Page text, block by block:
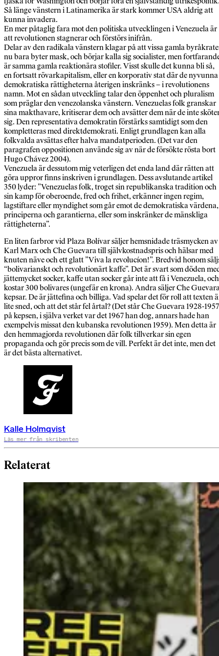
Så länge vänstern i Latinamerika är stark kommer USA aldrig att
kunna invadera.
En mer påtaglig fara mot den politiska utvecklingen i Venezuela är
att revolutionen stagnerar och förstörs inifrån.
Delar av den radikala vänstern klagar på att vissa gamla
nu bara byter mask, och börjar kalla sig socialister, men
är samma gamla reaktionära stofiler. Visst skulle det kunna bli så,
en fortsatt rövarkapitalism, eller en korporativ stat där de nyvunna
demokratiska rättigheterna återigen inskränks – i revolutionens
namn. Mot en sådan utveckling talar den öppenhet och pluralism
som präglar den venezolanska vänstern. Venezuelas folk granskar
sina makthavare, kritiserar dem och avsätter dem när de inte
sig. Den representativa demokratin förstärks samtidigt som den
kompletteras med direktdemokrati. Enligt grundlagen kan alla
folkvalda avsättas efter halva mandatperioden. (Det var den
paragrafen oppositionen använde sig av när de försökte rösta bort
Hugo Chávez 2004).
Venezuela är dessutom mig veterligen det enda land där rätten att
göra uppror finns inskriven i grundlagen. Dess avslutande artikel
350 lyder: ”Venezuelas folk, troget sin republikanska tradition och
sin kamp för oberoende, fred och frihet, erkänner ingen regim,
lagstiftare eller myndighet som går emot de demokratiska värdena,
principerna och garantierna, eller som inskränker de mänskliga
rättigheterna”.
En liten farbror vid Plaza Bolívar säljer hemsnidade träsmycken av
Karl Marx och Che Guevara till självkostnadspris och hälsar med
knuten näve och ett glatt ”Viva la revolucíon!”. Bredvid honom
“bolivarianskt och revolutionärt kaffe”. Det är svart som döden
jättemycket socker, kaffe utan socker går inte att få i Venezuela, och
kostar 300 bolivares (ungefär en krona). Andra säljer Che
kepsar. De är jättefina och billiga. Vad spelar det för roll att texten
lite sned, och att det står fel årtal? (Det står Che Guevara 1928-1957
på kepsen, i själva verket var det 1967 han dog, annars hade han
exempelvis missat den kubanska revolutionen 1959). Men detta är
den hemmagjorda revolutionen där folk tillverkar sin egen
propaganda och gör precis som de vill. Perfekt är det inte, men det
är det bästa alternativet.
Kalle Holmqvist
Läs mer från skribenten
Relaterat